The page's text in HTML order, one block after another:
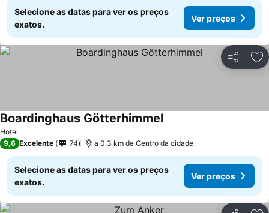
Selecione as datas para ver os preços
exatos.
Ver preços
Partilhar
Hotel
Boardinghaus Götterhimmel
9,6 Excelente 74 a 0.3 km de Centro da cidade
Selecione as datas para ver os preços
exatos.
Ver preços